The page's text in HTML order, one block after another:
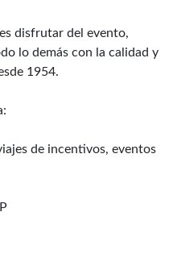
disfrutar del evento,
lo demás con la calidad y
1954.
de incentivos, eventos